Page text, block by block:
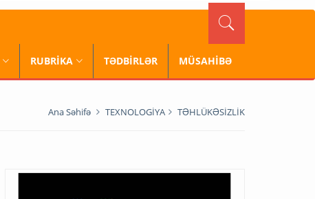
RUBRİKA TƏDBİRLƏR MÜSAHİBƏ
Ana Səhifə TEXNOLOGİYA TƏHLÜKƏSİZLİK